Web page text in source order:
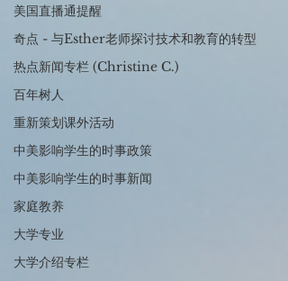
美国直播通提醒
奇点 - 与Esther老师探讨技术和教育的转型
热点新闻专栏 (Christine C.)
百年树人
重新策划课外活动
中美影响学生的时事政策
中美影响学生的时事新闻
家庭教养
大学专业
大学介绍专栏